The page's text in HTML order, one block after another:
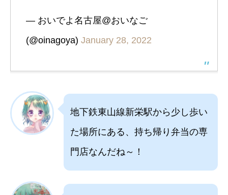
— おいでよ名古屋@おいなご
(@oinagoya) January 28, 2022
地下鉄東山線新栄駅から少し歩い
た場所にある、持ち帰り弁当の専
門店なんだね～！